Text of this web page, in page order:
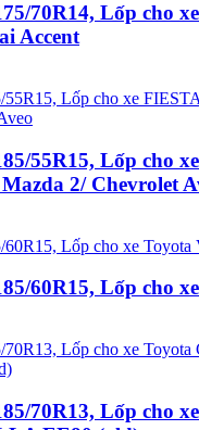
70R14, Lốp cho
Accent
55R15, Lốp cho
2/ Chevrolet
60R15, Lốp cho
70R13, Lốp cho